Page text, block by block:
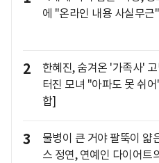
에 "온라인 내용 사실무근"
2
한혜진, 숨겨온 '가족사'
터진 모녀 "아파도 못 쉬
합]
3
물병이 큰 거야 팔뚝이 얇
스 정연, 연예인 다이어트